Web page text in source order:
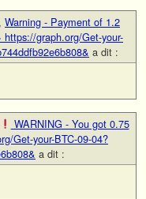
, Warning - Payment of 1.2
https://graph.org/Get-your-
a dit :
WARNING - You got 0.75
Get-your-BTC-09-04?
a dit :